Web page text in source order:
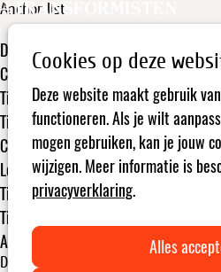
Cookies op deze
Deze website maakt gebruik
functioneren. Als je wilt
mogen gebruiken, kan je jouw
wijzigen. Meer informatie is
privacyverklaring.
Alles
Anchor list
Default article
Contact form
Title
Title
Contact information
Lorem ipsum dolor sit amet
Title
Title
Articles beneath tabs
Default article